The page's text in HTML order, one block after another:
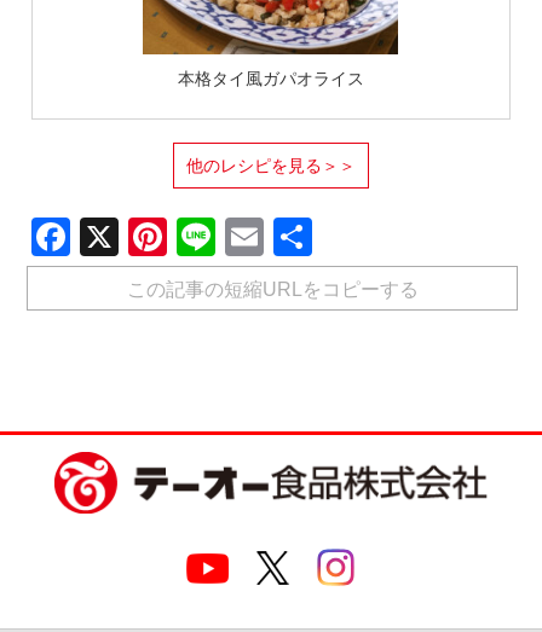
本格タイ風ガパオライス
他のレシピを見る＞＞
Facebook
X Pinterest
LineEmail
有
この記事の短縮URLをコピーする